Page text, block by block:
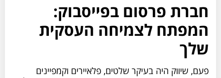
חברת פרסום בפייסבוק:
המפתח לצמיחה העסקית
שלך
פעם, שיווק היה בעיקר שלטים, פלאיירים וקמפיינים